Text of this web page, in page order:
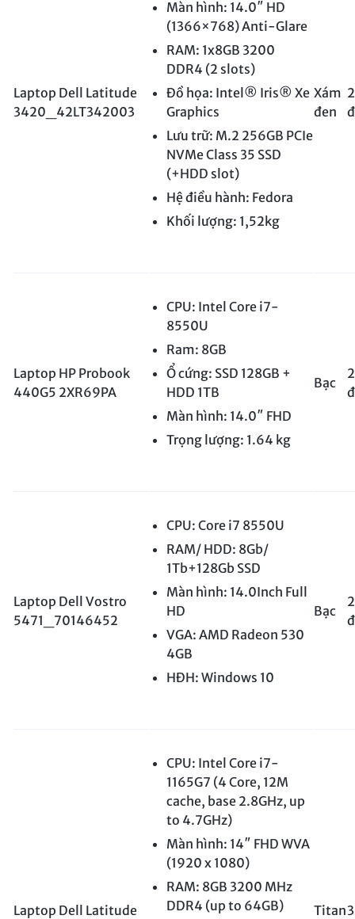
Laptop Dell Latitude
3420_42LT342003
Màn hình: 14.0″ HD
(1366×768) Anti-Glare
RAM: 1x8GB 3200
DDR4 (2 slots)
Đồ họa: Intel® Iris® Xe
Graphics
Lưu trữ: M.2 256GB PCIe
NVMe Class 35 SSD
(+HDD slot)
Hệ điều hành: Fedora
Khối lượng: 1,52kg
Xám
đen
đ
Laptop HP Probook
440G5 2XR69PA
CPU: Intel Core i7-
8550U
Ram: 8GB
Ổ cứng: SSD 128GB +
HDD 1TB
Màn hình: 14.0″ FHD
Trọng lượng: 1.64 kg
Bạc
đ
Laptop Dell Vostro
5471_70146452
CPU: Core i7 8550U
RAM/ HDD: 8Gb/
1Tb+128Gb SSD
Màn hình: 14.0Inch Full
HD
VGA: AMD Radeon 530
4GB
HĐH: Windows 10
Bạc
đ
Laptop Dell Latitude
CPU: Intel Core i7-
1165G7 (4 Core, 12M
cache, base 2.8GHz, up
to 4.7GHz)
Màn hình: 14″ FHD WVA
(1920 x 1080)
RAM: 8GB 3200 MHz
DDR4 (up to 64GB)
Titan